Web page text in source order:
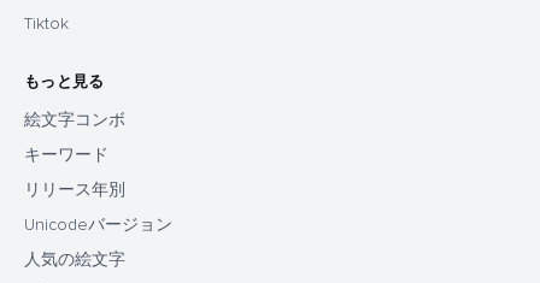
Tiktok
もっと見る
絵文字コンボ
キーワード
リリース年別
Unicodeバージョン
人気の絵文字